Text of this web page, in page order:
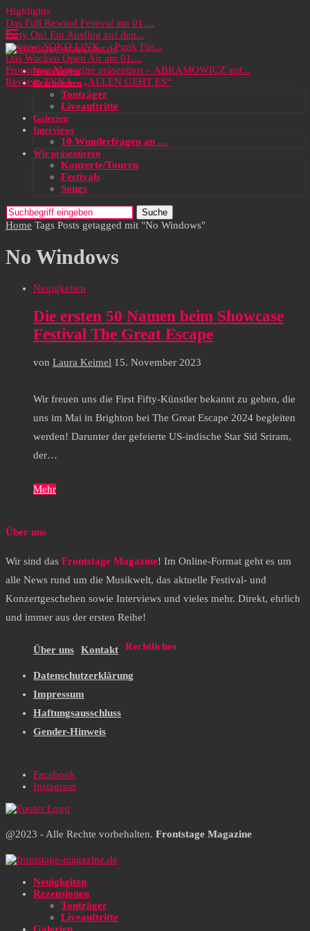
Highlights
Das Full Rewind Festival am 01....
Party On! Ein Ausflug auf den...
Review: SOKO LiNX – „Punk Für...
Das Wacken Open Air am 01....
Frontstage Magazine präsentiert – ABRAMOWICZ auf...
Review: TYNA – „ALLEN GEHT ES“
Neuigkeiten
Rezensionen
Tonträger
Liveauftritte
Galerien
Interviews
10 Wunderfragen an …
Wir präsentieren
Konzerte/Touren
Festivals
Songs
Suche
Home Tags Posts getagged mit "No Windows"
No Windows
Neuigkeiten
Die ersten 50 Namen beim Showcase
Festival The Great Escape
von Laura Keimel 15. November 2023
Wir freuen uns die First Fifty-Künstler bekannt zu geben, die
uns im Mai in Brighton bei The Great Escape 2024 begleiten
werden! Darunter der gefeierte US-indische Star Sid Sriram,
der…
Mehr
Über uns
Wir sind das Frontstage Magazine! Im Online-Format geht es um
alle News rund um die Musikwelt, das aktuelle Festival- und
Konzertgeschehen sowie Interviews und vieles mehr. Direkt, ehrlich
und immer aus der ersten Reihe!
Über uns Kontakt Rechtliches
Datenschutzerklärung
Impressum
Haftungsausschluss
Gender-Hinweis
Facebook
Instagram
@2023 - Alle Rechte vorbehalten. Frontstage Magazine
Neuigkeiten
Rezensionen
Tonträger
Liveauftritte